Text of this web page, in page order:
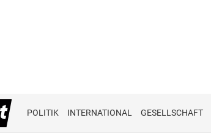
POLITIK INTERNATIONAL GESELLSCHAFT